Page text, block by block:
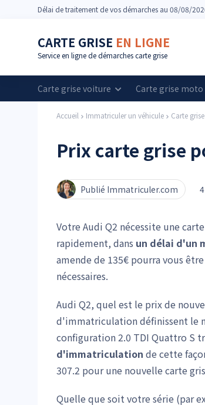
Délai de traitement de vos démarches au 08/08/
CARTE GRISE EN LIGNE
Service en ligne de démarches carte grise
Carte grise voiture Carte grise moto
Accueil Immatriculer un véhicule Carte
Prix carte grise
Publié Immatriculer.com
Votre Audi Q2 nécessite une
rapidement, dans un délai d'un
amende de 135€ pourra vous
nécessaires.
Audi Q2, quel est le prix de
d'immatriculation définissent le
configuration 2.0 TDI Quattro S
d'immatriculation de cette
307.2 pour une nouvelle carte
Quelle que soit votre série (par